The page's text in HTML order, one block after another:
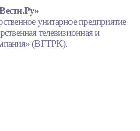
унитарное предприятие
телевизионная и
(ВГТРК).